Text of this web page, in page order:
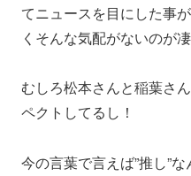
てニュースを目にした事
くそんな気配がないのが凄
むしろ松本さんと稲葉さ
ペクトしてるし！
今の言葉で言えば”推し”